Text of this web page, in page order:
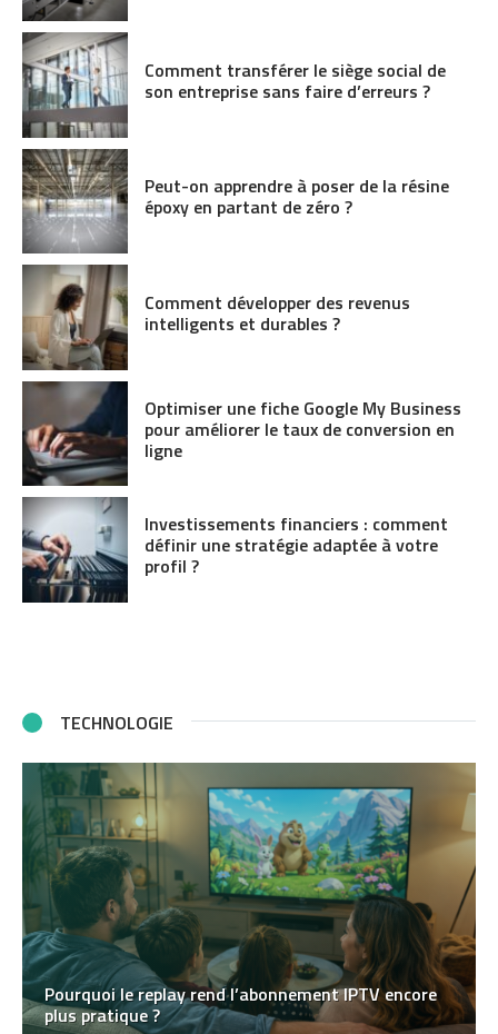
Comment transférer le siège social de
son entreprise sans faire d’erreurs ?
Peut-on apprendre à poser de la résine
époxy en partant de zéro ?
Comment développer des revenus
intelligents et durables ?
Optimiser une fiche Google My Business
pour améliorer le taux de conversion en
ligne
Investissements financiers : comment
définir une stratégie adaptée à votre
profil ?
TECHNOLOGIE
Pourquoi le replay rend l’abonnement IPTV encore
plus pratique ?